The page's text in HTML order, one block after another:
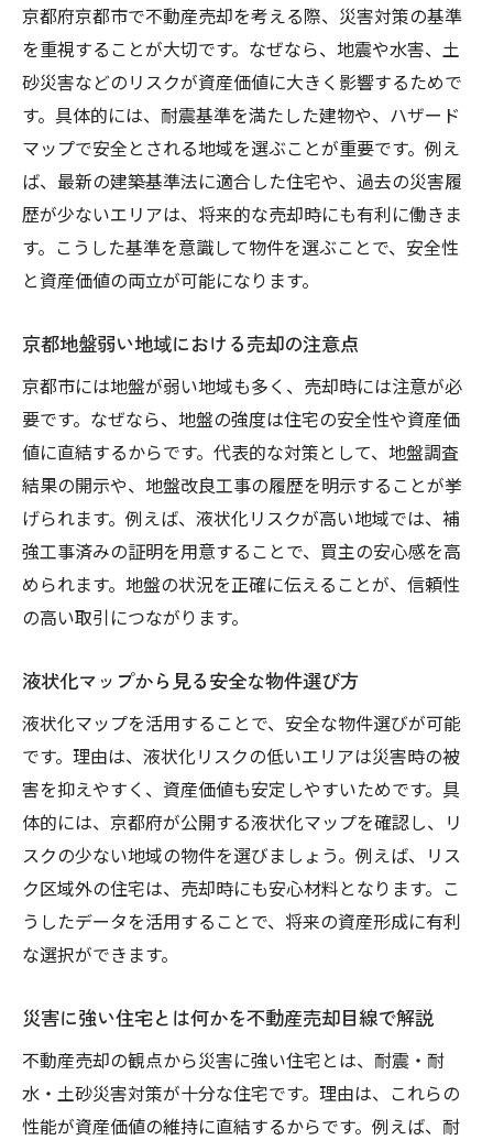
不動産売却時の地盤調査ポイントとは
京都府の液状化マップを活かす物件選び
地盤が強いエリアの見極めと安心住宅
液状化リスクと資産価値の関係性を理解
地震に強い家の条件と不動産売却のコツ
安全な土地選びで資産を守る方法
もしもの災害時に備えた住宅の特徴を解説
災害に強い住宅の設備と不動産売却の関係
不動産売却で注目される防災装備の具体例
京都市の災害リスクに備える住宅設計法
高床構造や耐震等級の違いを解説
災害に備えた住まいの価値向上策
土砂災害警戒区域における資産価値の考え方
不動産売却時に知る土砂災害警戒区域の重
要性
土砂災害特別警戒区域 資産価値への影響
土砂災害警戒区域の家を買う際の注意点
売買 許可やリスクを踏まえた資産形成
警戒区域でも資産価値を守るための工夫
不動産売却時に知っておきたいリスク対策
不動産売却での災害リスク事前チェック法
地震や水害リスクの確認と対策ポイント
液状化や土砂災害区域での売却戦略
保険の活用で不動産売却リスクを軽減
不動産売却時に必須の安全情報整理術
地域の災害リスクが少ない理由と土地選びのコ
ツ
京都府京都市で不動産売却を考える際、災害対策の基準
を重視することが大切です。なぜなら、地震や水害、土
砂災害などのリスクが資産価値に大きく影響するためで
す。具体的には、耐震基準を満たした建物や、ハザード
マップで安全とされる地域を選ぶことが重要です。例え
ば、最新の建築基準法に適合した住宅や、過去の災害履
歴が少ないエリアは、将来的な売却時にも有利に働きま
す。こうした基準を意識して物件を選ぶことで、安全性
と資産価値の両立が可能になります。
京都地盤弱い地域における売却の注意点
京都市には地盤が弱い地域も多く、売却時には注意が必
要です。なぜなら、地盤の強度は住宅の安全性や資産価
値に直結するからです。代表的な対策として、地盤調査
結果の開示や、地盤改良工事の履歴を明示することが挙
げられます。例えば、液状化リスクが高い地域では、補
強工事済みの証明を用意することで、買主の安心感を高
められます。地盤の状況を正確に伝えることが、信頼性
の高い取引につながります。
液状化マップから見る安全な物件選び方
液状化マップを活用することで、安全な物件選びが可能
です。理由は、液状化リスクの低いエリアは災害時の被
害を抑えやすく、資産価値も安定しやすいためです。具
体的には、京都府が公開する液状化マップを確認し、リ
スクの少ない地域の物件を選びましょう。例えば、リス
ク区域外の住宅は、売却時にも安心材料となります。こ
うしたデータを活用することで、将来の資産形成に有利
な選択ができます。
災害に強い住宅とは何かを不動産売却目線で解説
不動産売却の観点から災害に強い住宅とは、耐震・耐
水・土砂災害対策が十分な住宅です。理由は、これらの
性能が資産価値の維持に直結するからです。例えば、耐